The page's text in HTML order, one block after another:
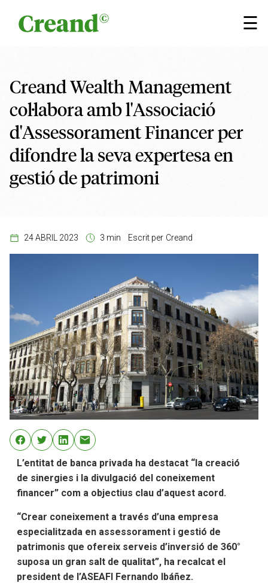
☰
×
Creand Wealth Management
col·labora amb l'Associació
d'Assessorament Financer per
difondre la seva expertesa en
gestió de patrimoni
24 ABRIL 2023 3 min Escrit per Creand
L’entitat de banca privada ha destacat “la creació
de sinergies i la divulgació del coneixement
financer” com a objectius clau d’aquest acord.
“Crear coneixement a través d’una empresa
especialitzada en assessorament i gestió de
patrimonis que ofereix serveis d’inversió de 360°
suposa un gran salt de qualitat”, ha recalcat el
president de l’ASEAFI Fernando Ibáñez.